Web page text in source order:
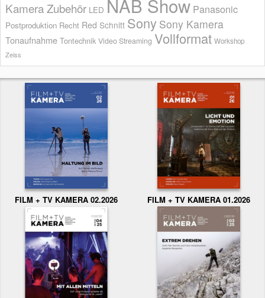
Kamera Zubehör LED NAB Show Panasonic
Postproduktion Recht Red Schnitt Sony Sony Kamera
Tonaufnahme Tontechnik Video Streaming Vollformat Workshop
Zeiss
FILM + TV KAMERA 02.2026 FILM + TV KAMERA 01.2026